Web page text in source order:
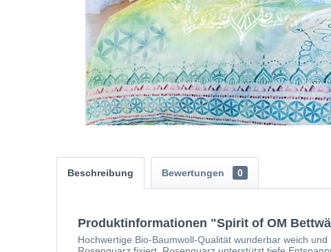
Beschreibung Bewertungen 0
Produktinformationen "Spirit of OM
Hochwertige Bio-Baumwoll-Qualität wunderbar weich